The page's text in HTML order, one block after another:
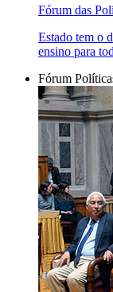
Fórum das
Estado tem o
ensino para
Fórum